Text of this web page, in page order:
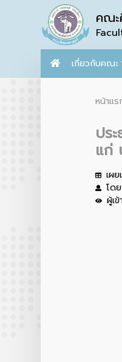
คณะ
เกี่ยวกับคณะ
หน้าแร
ปร
แก่
เผ
โด
ผู้เ